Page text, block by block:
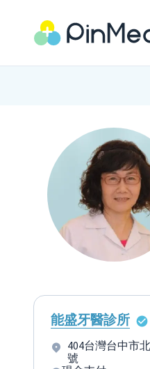
能盛牙醫診所
404台灣台中市
號